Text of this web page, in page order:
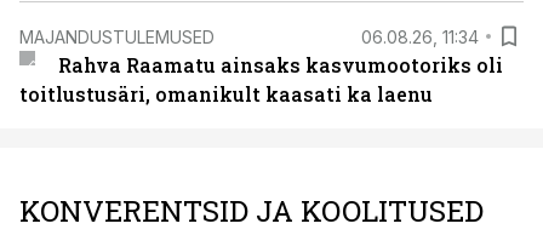
MAJANDUSTULEMUSED 06.08.26, 11:34
Rahva Raamatu ainsaks kasvumootoriks oli
toitlustusäri, omanikult kaasati ka laenu
KONVERENTSID JA KOOLITUSED